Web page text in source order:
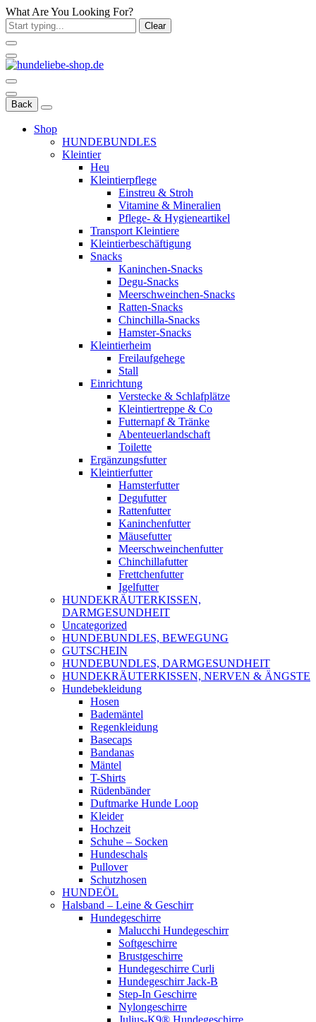
What Are You Looking For?
Clear
Back
Shop
HUNDEBUNDLES
Kleintier
Heu
Kleintierpflege
Einstreu & Stroh
Vitamine & Mineralien
Pflege- & Hygieneartikel
Transport Kleintiere
Kleintierbeschäftigung
Snacks
Kaninchen-Snacks
Degu-Snacks
Meerschweinchen-Snacks
Ratten-Snacks
Chinchilla-Snacks
Hamster-Snacks
Kleintierheim
Freilaufgehege
Stall
Einrichtung
Verstecke & Schlafplätze
Kleintiertreppe & Co
Futternapf & Tränke
Abenteuerlandschaft
Toilette
Ergänzungsfutter
Kleintierfutter
Hamsterfutter
Degufutter
Rattenfutter
Kaninchenfutter
Mäusefutter
Meerschweinchenfutter
Chinchillafutter
Frettchenfutter
Igelfutter
HUNDEKRÄUTERKISSEN,
DARMGESUNDHEIT
Uncategorized
HUNDEBUNDLES, BEWEGUNG
GUTSCHEIN
HUNDEBUNDLES, DARMGESUNDHEIT
HUNDEKRÄUTERKISSEN, NERVEN & ÄNGSTE
Hundebekleidung
Hosen
Bademäntel
Regenkleidung
Basecaps
Bandanas
Mäntel
T-Shirts
Rüdenbänder
Duftmarke Hunde Loop
Kleider
Hochzeit
Schuhe – Socken
Hundeschals
Pullover
Schutzhosen
HUNDEÖL
Halsband – Leine & Geschirr
Hundegeschirre
Malucchi Hundegeschirr
Softgeschirre
Brustgeschirre
Hundegeschirre Curli
Hundegeschirr Jack-B
Step-In Geschirre
Nylongeschirre
Julius-K9® Hundegeschirre